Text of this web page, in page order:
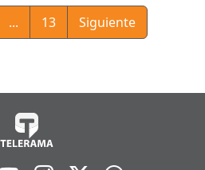
... 13 Siguiente